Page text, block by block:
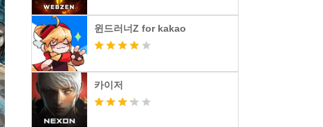
윈드러너Z for kakao
카이저